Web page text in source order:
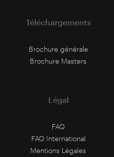
Téléchargements
Brochure générale
Brochure Masters
Légal
FAQ
FAQ International
Mentions Légales